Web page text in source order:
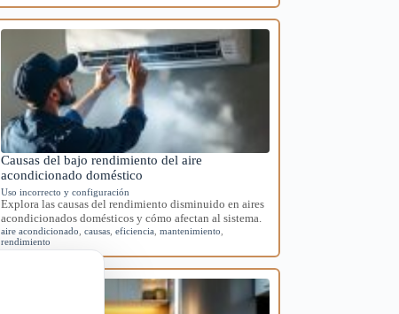
Causas del bajo rendimiento del aire
acondicionado doméstico
Uso incorrecto y configuración
Explora las causas del rendimiento disminuido en aires
acondicionados domésticos y cómo afectan al sistema.
aire acondicionado ,causas ,eficiencia ,mantenimiento
rendimiento